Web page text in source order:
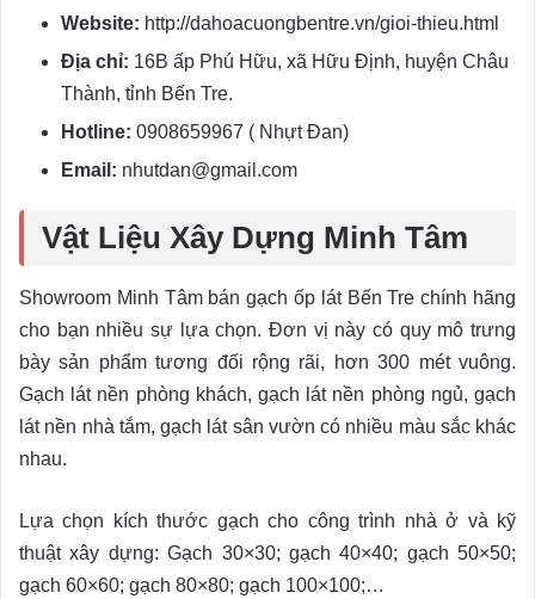
Website: http://dahoacuongbentre.vn/gioi-thieu.html
Địa chỉ: 16B ấp Phú Hữu, xã Hữu Định, huyện Châu
Thành, tỉnh Bến Tre.
Hotline: 0908659967 ( Nhựt Đan)
Email: nhutdan@gmail.com
Vật Liệu Xây Dựng Minh Tâm
Showroom Minh Tâm bán gạch ốp lát Bến Tre chính hãng
cho bạn nhiều sự lựa chọn. Đơn vị này có quy mô trưng
bày sản phẩm tương đối rộng rãi, hơn 300 mét vuông.
Gạch lát nền phòng khách, gạch lát nền phòng ngủ, gạch
lát nền nhà tắm, gạch lát sân vườn có nhiều màu sắc khác
nhau.
Lựa chọn kích thước gạch cho công trình nhà ở và kỹ
thuật xây dựng: Gạch 30×30; gạch 40×40; gạch 50×50;
gạch 60×60; gạch 80×80; gạch 100×100;…